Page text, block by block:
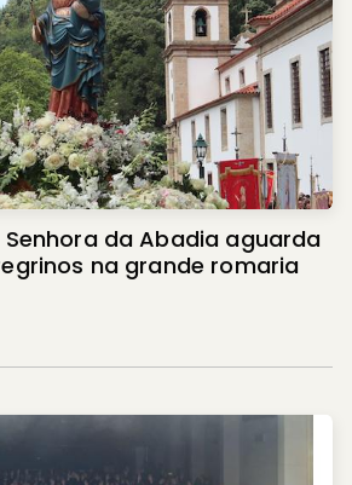
da Abadia aguarda
na grande romaria